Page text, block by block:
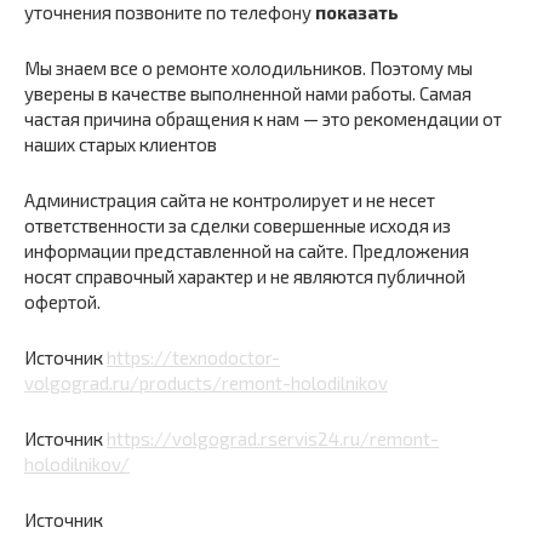
уточнения позвоните по телефону показать
Мы знаем все о ремонте холодильников. Поэтому мы
уверены в качестве выполненной нами работы. Самая
частая причина обращения к нам — это рекомендации от
наших старых клиентов
Администрация сайта не контролирует и не несет
ответственности за сделки совершенные исходя из
информации представленной на сайте. Предложения
носят справочный характер и не являются публичной
офертой.
Источник https://texnodoctor-
volgograd.ru/products/remont-holodilnikov
Источник https://volgograd.rservis24.ru/remont-
holodilnikov/
Источник